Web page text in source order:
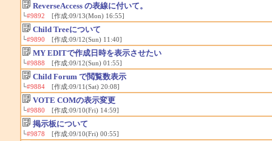
ReverseAccess の表線に付いて。
└#9892 [作成:09/13(Mon) 16:55]
Child Treeについて
└#9890 [作成:09/12(Sun) 11:40]
MY EDITで作成日時を表示させたい
└#9888 [作成:09/12(Sun) 01:55]
Child Forum で閲覧数表示
└#9884[作成:09/11(Sat) 20:08]
VOTE COMの表示変更
└#9880 [作成:09/10(Fri) 14:59]
掲示板について
└#9878 [作成:09/10(Fri) 00:55]